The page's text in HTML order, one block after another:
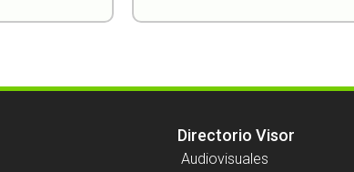
Directorio Visor
Audiovisuales